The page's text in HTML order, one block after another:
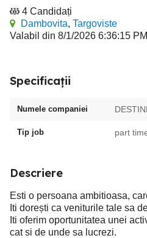
4 Candidați
Dambovita, Targoviste
Valabil din 8/1/2026 6:36:15 PM
Specificații
Numele companiei
Tip job part
Descriere
Esti o persoana ambitioasa,
Iti dorești ca veniturile tale sa
Iti oferim oportunitatea unei
cat si de unde sa lucrezi.